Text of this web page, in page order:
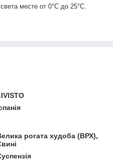
месте от 0°С до 25°С.
рогата худоба (ВРХ),